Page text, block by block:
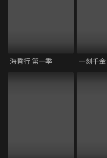
海昏行 第一季 一刻千金